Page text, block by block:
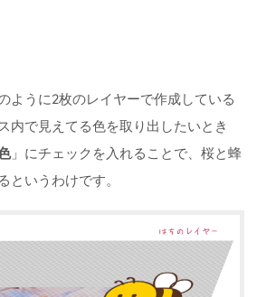
ように2枚のレイヤーで作成している
内で見えてる色を取り出したいとき
」にチェックを入れることで、桜と蜂
というわけです。